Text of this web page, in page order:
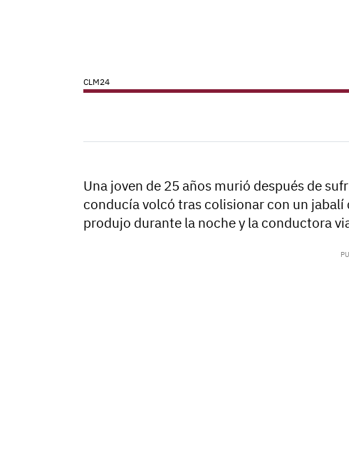
CLM24
Una joven de 25 años murió después de
conducía volcó tras colisionar con un
produjo durante la noche y la conductora